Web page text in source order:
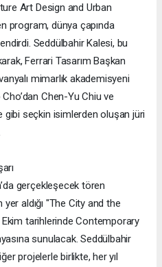
Art Design and Urban
program, dünya çapında
Seddülbahir Kalesi, bu
Ferrari Tasarım Başkan
mimarlık akademisyeni
Chen-Yu Chiu ve
gibi seçkin isimlerden oluşan jüri
gerçekleşecek tören
aldığı "The City and the
tarihlerinde Contemporary
sunulacak. Seddülbahir
projelerle birlikte, her yıl